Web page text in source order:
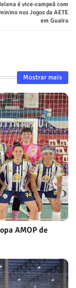
é vice-campeã com
nos Jogos da AETE
em Guaíra
Mostrar mais
AMOP de